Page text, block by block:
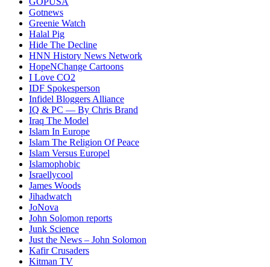
Gotnews
Greenie Watch
Halal Pig
Hide The Decline
HNN History News Network
HopeNChange Cartoons
I Love CO2
IDF Spokesperson
Infidel Bloggers Alliance
IQ & PC — By Chris Brand
Iraq The Model
Islam In Europe
Islam The Religion Of Peace
Islam Versus Europel
Islamophobic
Israellycool
James Woods
Jihadwatch
JoNova
John Solomon reports
Junk Science
Just the News – John Solomon
Kafir Crusaders
Kitman TV